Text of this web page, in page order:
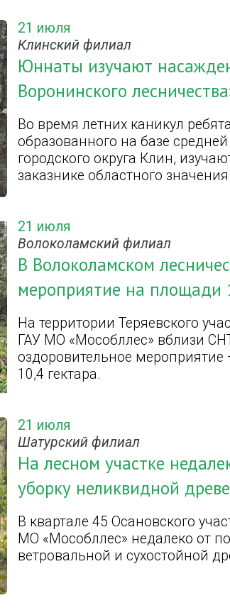
21 июля
Клинский филиал
Юннаты изучают
Воронинского
Во время летних каникул
образованного на базе
городского округа Клин,
заказнике областного
21 июля
Волоколамский филиал
В Волоколамском
мероприятие на площади
На территории Теряевского
ГАУ МО «Мособллес» вблизи
оздоровительное
10,4 гектара.
21 июля
Шатурский филиал
На лесном участке
уборку неликвидной
В квартале 45 Осановского
МО «Мособллес» недалеко от
ветровальной и сухостойной